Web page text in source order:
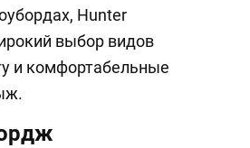
Hunter
выбор видов
и комфортабельные